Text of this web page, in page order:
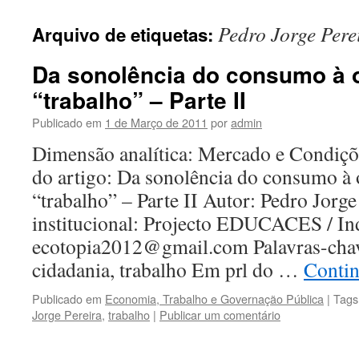
para
conteúdo
Arquivo de etiquetas: Pedro Jorge
Da sonolência do consumo à
“trabalho” – Parte II
Publicado em 1 de Março de 2011 poradmin
Dimensão analítica: Mercado e
do artigo: Da sonolência do consumo à
“trabalho” – Parte II Autor: Pedro
institucional: Projecto EDUCACES /
ecotopia2012@gmail.com Palavras-
cidadania, trabalho Em prl do …
Publicado em Economia, Trabalho e Governação Pública | Tags
Jorge Pereira, trabalho | Publicar um comentário